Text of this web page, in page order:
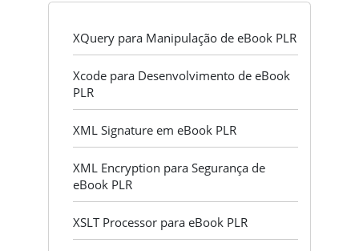
XQuery para Manipulação de eBook PLR
Xcode para Desenvolvimento de eBook
PLR
XML Signature em eBook PLR
XML Encryption para Segurança de
eBook PLR
XSLT Processor para eBook PLR